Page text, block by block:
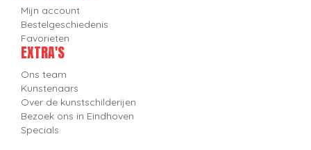
Mijn account
Bestelgeschiedenis
Favorieten
EXTRA'S
Ons team
Kunstenaars
Over de kunstschilderijen
Bezoek ons in Eindhoven
Specials